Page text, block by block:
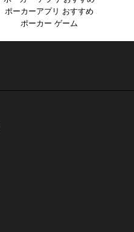
ポーカーアプリ おすすめ
ポーカー ゲーム